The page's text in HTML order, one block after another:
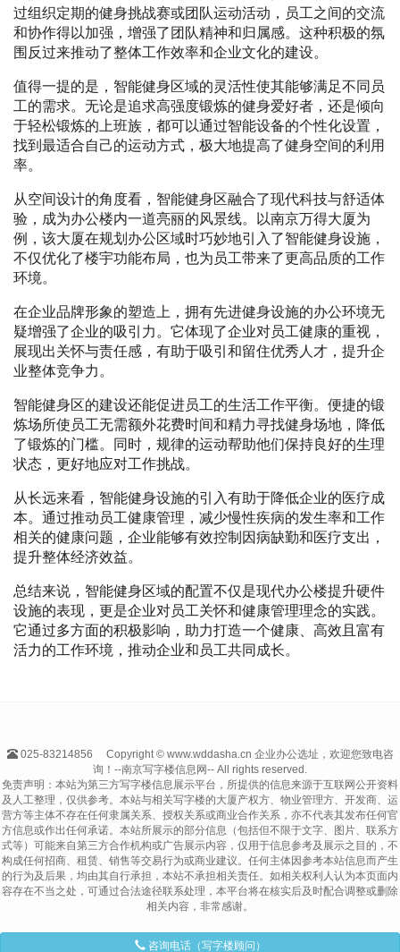
过组织定期的健身挑战赛或团队运动活动，员工之间的交流
和协作得以加强，增强了团队精神和归属感。这种积极的氛
围反过来推动了整体工作效率和企业文化的建设。
值得一提的是，智能健身区域的灵活性使其能够满足不同员
工的需求。无论是追求高强度锻炼的健身爱好者，还是倾向
于轻松锻炼的上班族，都可以通过智能设备的个性化设置，
找到最适合自己的运动方式，极大地提高了健身空间的利用
率。
从空间设计的角度看，智能健身区融合了现代科技与舒适体
验，成为办公楼内一道亮丽的风景线。以南京万得大厦为
例，该大厦在规划办公区域时巧妙地引入了智能健身设施，
不仅优化了楼宇功能布局，也为员工带来了更高品质的工作
环境。
在企业品牌形象的塑造上，拥有先进健身设施的办公环境无
疑增强了企业的吸引力。它体现了企业对员工健康的重视，
展现出关怀与责任感，有助于吸引和留住优秀人才，提升企
业整体竞争力。
智能健身区的建设还能促进员工的生活工作平衡。便捷的锻
炼场所使员工无需额外花费时间和精力寻找健身场地，降低
了锻炼的门槛。同时，规律的运动帮助他们保持良好的生理
状态，更好地应对工作挑战。
从长远来看，智能健身设施的引入有助于降低企业的医疗成
本。通过推动员工健康管理，减少慢性疾病的发生率和工作
相关的健康问题，企业能够有效控制因病缺勤和医疗支出，
提升整体经济效益。
总结来说，智能健身区域的配置不仅是现代办公楼提升硬件
设施的表现，更是企业对员工关怀和健康管理理念的实践。
它通过多方面的积极影响，助力打造一个健康、高效且富有
活力的工作环境，推动企业和员工共同成长。
025-83214856
Copyright © www.wddasha.cn 企业办公选址，欢迎您致电咨
询！--南京写字楼信息网-- All rights reserved.
免责声明：本站为第三方写字楼信息展示平台，所提供的信息来源于互联网公开资料
及人工整理，仅供参考。本站与相关写字楼的大厦产权方、物业管理方、开发商、运
营方等主体不存在任何隶属关系、授权关系或商业合作关系，亦不代表其发布任何官
方信息或作出任何承诺。本站所展示的部分信息（包括但不限于文字、图片、联系方
式等）可能来自第三方合作机构或广告展示内容，仅用于信息参考及展示之目的，不
构成任何招商、租赁、销售等交易行为或商业建议。任何主体因参考本站信息而产生
的行为及后果，均由其自行承担，本站不承担相关责任。如相关权利人认为本页面内
容存在不当之处，可通过合法途径联系处理，本平台将在核实后及时配合调整或删除
相关内容，非常感谢。
咨询电话（写字楼顾问）